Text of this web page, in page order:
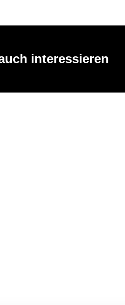
interessieren